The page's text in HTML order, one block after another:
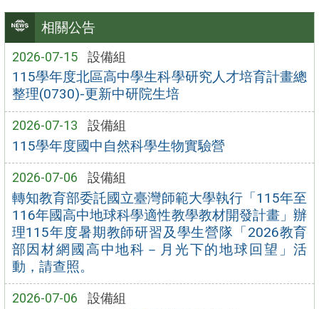
相關公告
2026-07-15 設備組
115學年度北區高中學生科學研究人才培育計畫總
整理(0730)-更新中研院生培
2026-07-13 設備組
115學年度國中自然科學生物實驗營
2026-07-06 設備組
轉知教育部委託國立臺灣師範大學執行「115年至
116年國高中地球科學適性教學教材開發計畫」辦
理115年度暑期教師研習及學生營隊「2026教育
部因材網國高中地科－月光下的地球回望」活
動，請查照。
2026-07-06 設備組